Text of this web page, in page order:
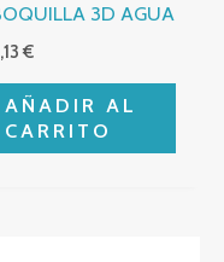
3D AGUA
€
AÑADIR AL
CARRITO